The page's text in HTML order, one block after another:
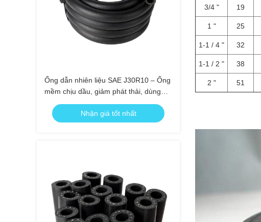
Ống dẫn nhiên liệu SAE J30R10 – Ống
mềm chịu dầu, giảm phát thải, dùng
cho ô tô
Nhận giá tốt nhất
3/4 " 19
1 " 25
1-1 / 4 " 32
1-1 / 2 " 38
2 " 51